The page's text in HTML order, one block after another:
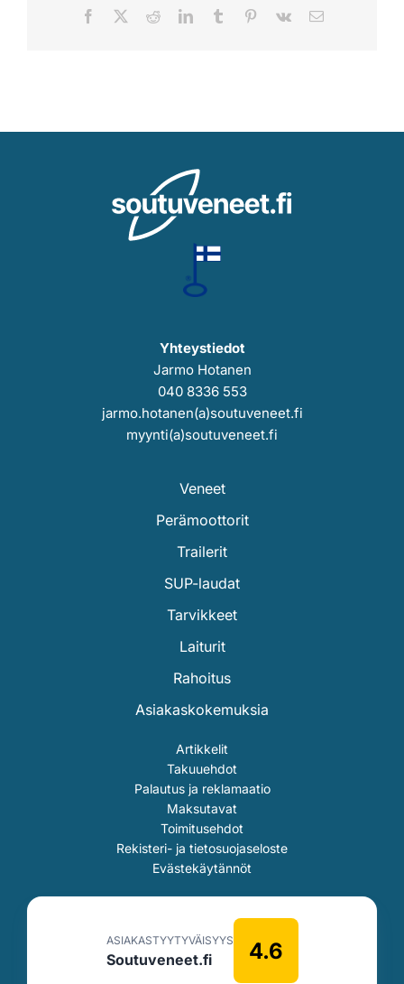
Facebook RedditLinkedInTumblr Pinterest
Vk Sähköposti
Yhteystiedot
Jarmo Hotanen
040 8336 553
jarmo.hotanen(a)soutuveneet.fi
myynti(a)soutuveneet.fi
Veneet
Perämoottorit
Trailerit
SUP-laudat
Tarvikkeet
Laiturit
Rahoitus
Asiakaskokemuksia
Artikkelit
Takuuehdot
Palautus ja reklamaatio
Maksutavat
Toimitusehdot
Rekisteri- ja tietosuojaseloste
Evästekäytännöt
ASIAKASTYYTYVÄISYYS
Soutuveneet.fi 4.6